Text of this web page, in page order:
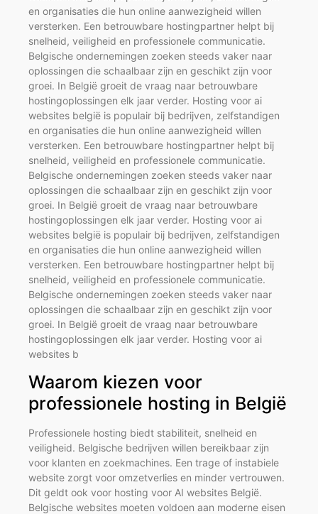
en organisaties die hun online aanwezigheid willen
versterken. Een betrouwbare hostingpartner helpt bij
snelheid, veiligheid en professionele communicatie.
Belgische ondernemingen zoeken steeds vaker naar
oplossingen die schaalbaar zijn en geschikt zijn voor
groei. In België groeit de vraag naar betrouwbare
hostingoplossingen elk jaar verder. Hosting voor ai
websites belgië is populair bij bedrijven, zelfstandigen
en organisaties die hun online aanwezigheid willen
versterken. Een betrouwbare hostingpartner helpt bij
snelheid, veiligheid en professionele communicatie.
Belgische ondernemingen zoeken steeds vaker naar
oplossingen die schaalbaar zijn en geschikt zijn voor
groei. In België groeit de vraag naar betrouwbare
hostingoplossingen elk jaar verder. Hosting voor ai
websites belgië is populair bij bedrijven, zelfstandigen
en organisaties die hun online aanwezigheid willen
versterken. Een betrouwbare hostingpartner helpt bij
snelheid, veiligheid en professionele communicatie.
Belgische ondernemingen zoeken steeds vaker naar
oplossingen die schaalbaar zijn en geschikt zijn voor
groei. In België groeit de vraag naar betrouwbare
hostingoplossingen elk jaar verder. Hosting voor ai
websites b
Waarom kiezen voor
professionele hosting in België
Professionele hosting biedt stabiliteit, snelheid en
veiligheid. Belgische bedrijven willen bereikbaar zijn
voor klanten en zoekmachines. Een trage of instabiele
website zorgt voor omzetverlies en minder vertrouwen.
Dit geldt ook voor hosting voor AI websites België.
Belgische websites moeten voldoen aan moderne eisen